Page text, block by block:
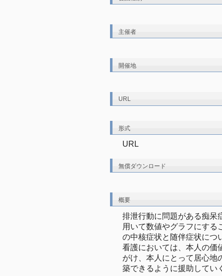
主催者
開催地
URL
形式
URL
無償ダウンロード
概要
排泄行動に問題がある痴呆
用いて数値やグラフにする
の中核症状と随伴症状につ
看護においては、本人の価
がけ、本人にとって居心地
築できるように援助してい